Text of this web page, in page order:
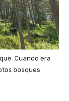
Cuando era
bosques